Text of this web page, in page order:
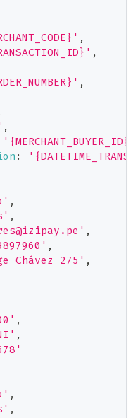
,
,
,
,
'{MERCHANT_BUYER_ID}'
:
,
,
,
,
Chávez 275' ,
,
,
,
,